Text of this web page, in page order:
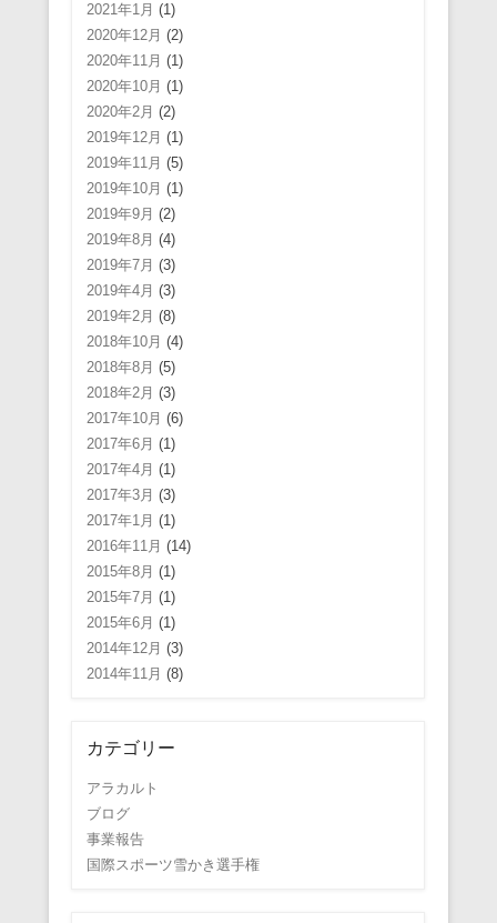
2021年1月 (1)
2020年12月 (2)
2020年11月 (1)
2020年10月 (1)
2020年2月 (2)
2019年12月 (1)
2019年11月 (5)
2019年10月 (1)
2019年9月 (2)
2019年8月 (4)
2019年7月 (3)
2019年4月 (3)
2019年2月 (8)
2018年10月 (4)
2018年8月 (5)
2018年2月 (3)
2017年10月 (6)
2017年6月 (1)
2017年4月 (1)
2017年3月 (3)
2017年1月 (1)
2016年11月 (14)
2015年8月 (1)
2015年7月 (1)
2015年6月 (1)
2014年12月 (3)
2014年11月 (8)
カテゴリー
アラカルト
ブログ
事業報告
国際スポーツ雪かき選手権